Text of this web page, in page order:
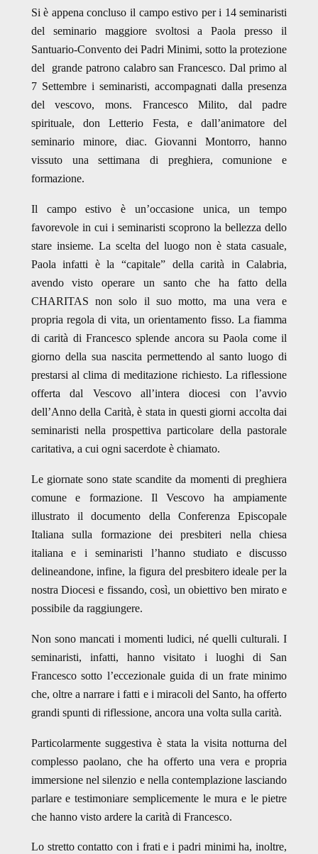
Si è appena concluso il campo estivo per i 14 seminaristi
del seminario maggiore svoltosi a Paola presso il
Santuario-Convento dei Padri Minimi, sotto la protezione
del grande patrono calabro san Francesco. Dal primo al
7 Settembre i seminaristi, accompagnati dalla presenza
del vescovo, mons. Francesco Milito, dal padre
spirituale, don Letterio Festa, e dall’animatore del
seminario minore, diac. Giovanni Montorro, hanno
vissuto una settimana di preghiera, comunione e
formazione.
Il campo estivo è un’occasione unica, un tempo
favorevole in cui i seminaristi scoprono la bellezza dello
stare insieme. La scelta del luogo non è stata casuale,
Paola infatti è la “capitale” della carità in Calabria,
avendo visto operare un santo che ha fatto della
CHARITAS non solo il suo motto, ma una vera e
propria regola di vita, un orientamento fisso. La fiamma
di carità di Francesco splende ancora su Paola come il
giorno della sua nascita permettendo al santo luogo di
prestarsi al clima di meditazione richiesto. La riflessione
offerta dal Vescovo all’intera diocesi con l’avvio
dell’Anno della Carità, è stata in questi giorni accolta dai
seminaristi nella prospettiva particolare della pastorale
caritativa, a cui ogni sacerdote è chiamato.
Le giornate sono state scandite da momenti di preghiera
comune e formazione. Il Vescovo ha ampiamente
illustrato il documento della Conferenza Episcopale
Italiana sulla formazione dei presbiteri nella chiesa
italiana e i seminaristi l’hanno studiato e discusso
delineandone, infine, la figura del presbitero ideale per la
nostra Diocesi e fissando, così, un obiettivo ben mirato e
possibile da raggiungere.
Non sono mancati i momenti ludici, né quelli culturali. I
seminaristi, infatti, hanno visitato i luoghi di San
Francesco sotto l’eccezionale guida di un frate minimo
che, oltre a narrare i fatti e i miracoli del Santo, ha offerto
grandi spunti di riflessione, ancora una volta sulla carità.
Particolarmente suggestiva è stata la visita notturna del
complesso paolano, che ha offerto una vera e propria
immersione nel silenzio e nella contemplazione lasciando
parlare e testimoniare semplicemente le mura e le pietre
che hanno visto ardere la carità di Francesco.
Lo stretto contatto con i frati e i padri minimi ha, inoltre,